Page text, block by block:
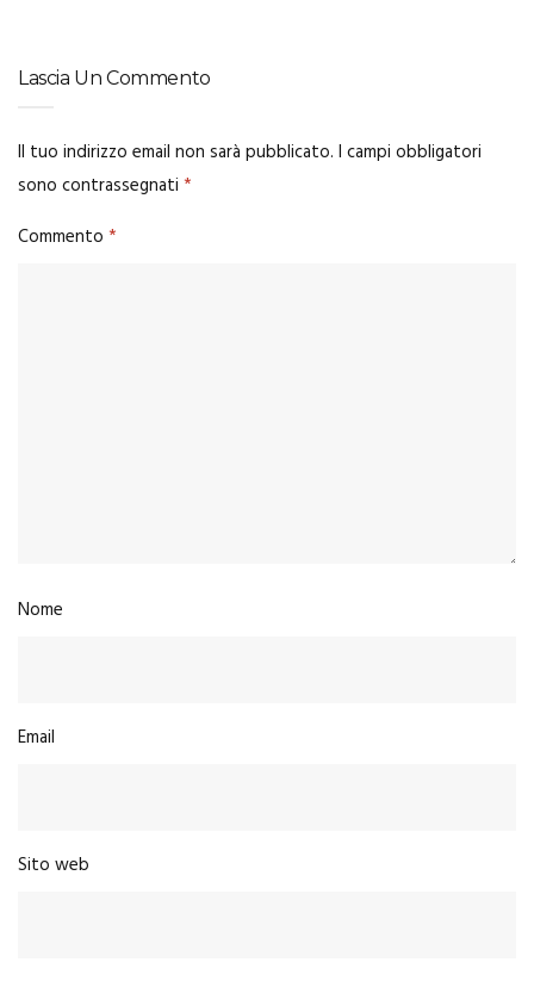
Lascia Un Commento
Il tuo indirizzo email non sarà pubblicato. I campi obbligatori
sono contrassegnati *
Commento *
Nome
Email
Sito web